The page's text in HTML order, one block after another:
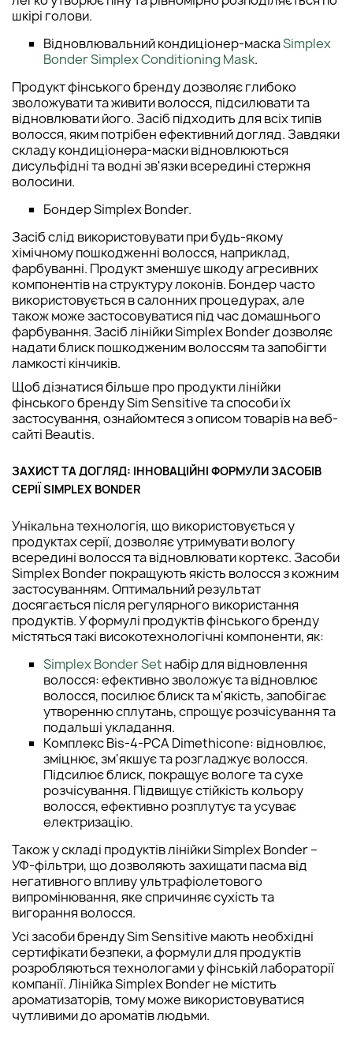
шкірі голови.
Відновлювальний кондиціонер-маскаSimplex
Bonder Simplex Conditioning Mask.
Продукт фінського бренду дозволяє глибоко
зволожувати та живити волосся, підсилювати та
відновлювати його. Засіб підходить для всіх типів
волосся, яким потрібен ефективний догляд. Завдяки
складу кондиціонера-маски відновлюються
дисульфідні та водні зв'язки всередині стержня
волосини.
Бондер Simplex Bonder.
Засіб слід використовувати при будь-якому
хімічному пошкодженні волосся, наприклад,
фарбуванні. Продукт зменшує шкоду агресивних
компонентів на структуру локонів. Бондер часто
використовується в салонних процедурах, але
також може застосовуватися під час домашнього
фарбування. Засіб лінійки Simplex Bonder дозволяє
надати блиск пошкодженим волоссям та запобігти
ламкості кінчиків.
Щоб дізнатися більше про продукти лінійки
фінського бренду Sim Sensitive та способи їх
застосування, ознайомтеся з описом товарів на веб-
сайті Beautis.
ЗАХИСТ ТА ДОГЛЯД: ІННОВАЦІЙНІ ФОРМУЛИ ЗАСОБІВ
СЕРІЇ SIMPLEX BONDER
Унікальна технологія, що використовується у
продуктах серії, дозволяє утримувати вологу
всередині волосся та відновлювати кортекс. Засоби
Simplex Bonder покращують якість волосся з кожним
застосуванням. Оптимальний результат
досягається після регулярного використання
продуктів. У формулі продуктів фінського бренду
містяться такі високотехнологічні компоненти, як:
Simplex Bonder Set набір для відновлення
волосся: ефективно зволожує та відновлює
волосся, посилює блиск та м'якість, запобігає
утворенню сплутань, спрощує розчісування та
подальші укладання.
Комплекс Bis-4-PCA Dimethicone: відновлює,
зміцнює, зм'якшує та розгладжує волосся.
Підсилює блиск, покращує вологе та сухе
розчісування. Підвищує стійкість кольору
волосся, ефективно розплутує та усуває
електризацію.
Також у складі продуктів лінійки Simplex Bonder –
УФ-фільтри, що дозволяють захищати пасма від
негативного впливу ультрафіолетового
випромінювання, яке спричиняє сухість та
вигорання волосся.
Усі засоби бренду Sim Sensitive мають необхідні
сертифікати безпеки, а формули для продуктів
розробляються технологами у фінській лабораторії
компанії. Лінійка Simplex Bonder не містить
ароматизаторів, тому може використовуватися
чутливими до ароматів людьми.